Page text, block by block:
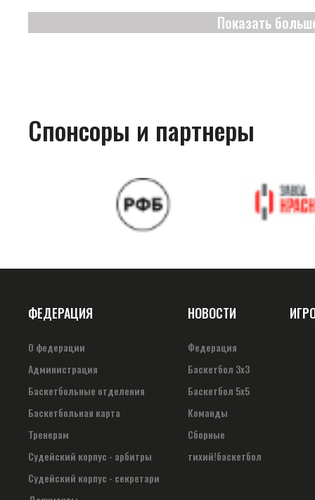
Показать
Спонсоры и партнеры
ФЕДЕРАЦИЯ
О федерации
Администрация
Баскетбольные отделения
Баскетбольная карта
Тренерам
Судейский корпус - арбитры
Судейский корпус - секретари
НОВОСТИ
Федерация
Баскетбол 3х3
Баскетбол 5х5
Команды
Сборные
тихий!баскетбол